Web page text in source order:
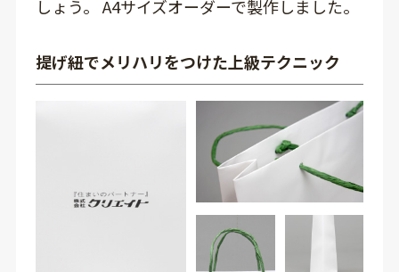
しょう。 A4サイズオーダーで製作しました。
提げ紐でメリハリをつけた上級テクニック